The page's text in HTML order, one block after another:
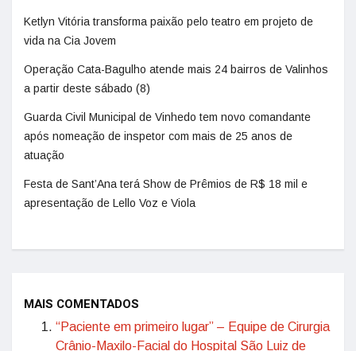
Ketlyn Vitória transforma paixão pelo teatro em projeto de
vida na Cia Jovem
Operação Cata-Bagulho atende mais 24 bairros de Valinhos
a partir deste sábado (8)
Guarda Civil Municipal de Vinhedo tem novo comandante
após nomeação de inspetor com mais de 25 anos de
atuação
Festa de Sant’Ana terá Show de Prêmios de R$ 18 mil e
apresentação de Lello Voz e Viola
MAIS COMENTADOS
“Paciente em primeiro lugar” – Equipe de Cirurgia
Crânio-Maxilo-Facial do Hospital São Luiz de